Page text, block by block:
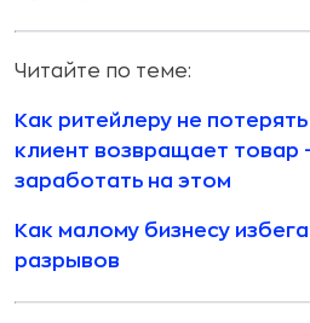
Читайте по теме:
Как ритейлеру не
клиент возвращает товар
заработать на этом
Как малому бизнесу
разрывов